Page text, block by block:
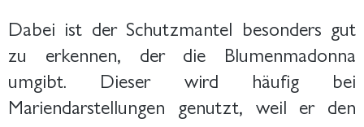
Dabei ist der Schutzmantel besonders gut
zu erkennen, der die Blumenmadonna
umgibt. Dieser wird häufig bei
Mariendarstellungen genutzt, weil er den